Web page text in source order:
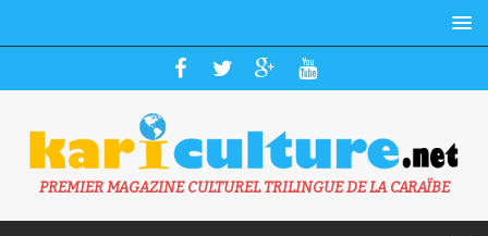
PREMIER MAGAZINE CULTUREL TRILINGUE DE LA CARAÏBE